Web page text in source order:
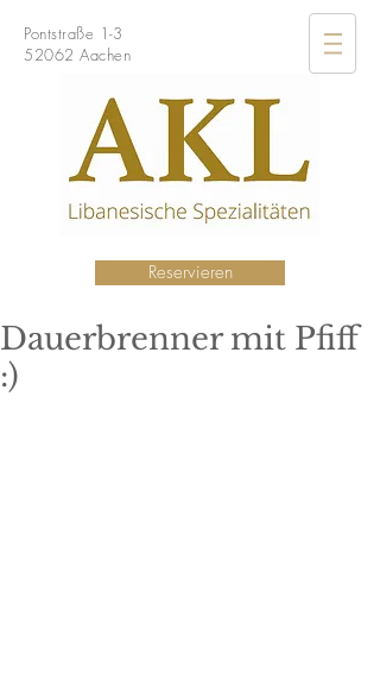
Pontstraße 1-3
52062 Aachen
Reservieren
Dauerbrenner mit Pfiff
:)